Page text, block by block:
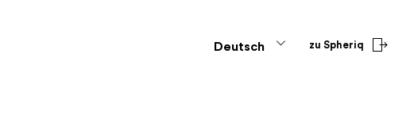
Deutsch zu Spheriq